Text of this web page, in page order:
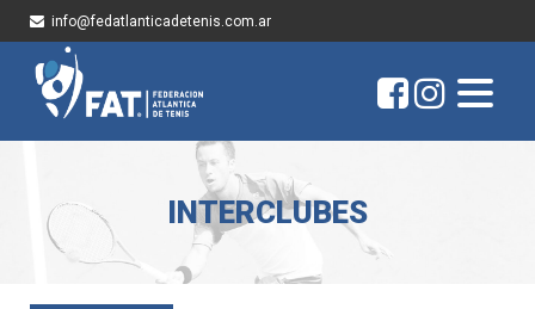
info@fedatlanticadetenis.com.ar
INTERCLUBES